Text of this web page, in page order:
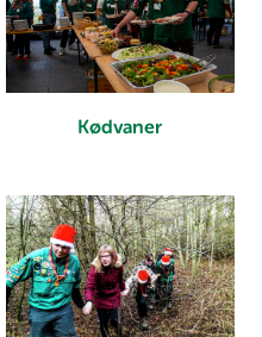
Kødvaner